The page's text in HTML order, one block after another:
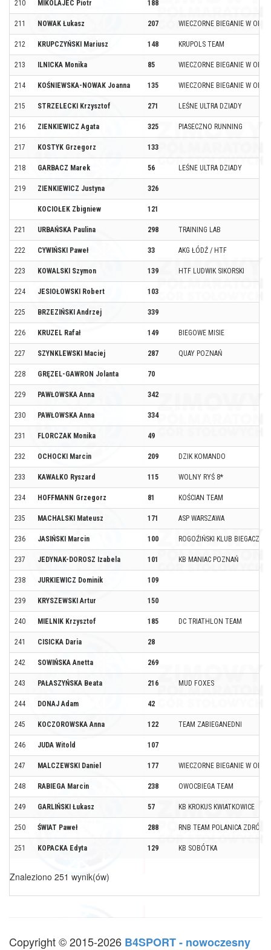
210 MIKOLAJEC Piotr 188
211 NOWAK Łukasz 207 WIECZORNE BIEGANIE W
212 KRUPCZYŃSKI Mariusz 148 KRUPOLS TEAM
213 ILNICKA Monika 85 WIECZORNE BIEGANIE W
214 KOŚNIEWSKA-NOWAK Joanna 135 WIECZORNE BIEGANIE W
215 STRZELECKI Krzysztof 271 LEŚNE ULTRA DZIADY
216 ZIENKIEWICZ Agata 325 PIASECZNO RUNNING
217 KOSTYK Grzegorz 133
218 GARBACZ Marek 56 LEŚNE ULTRA DZIADY
219 ZIENKIEWICZ Justyna 326
KOCIOŁEK Zbigniew 121
221 URBAŃSKA Paulina 298 TRAINING LAB
222 CYWIŃSKI Paweł 33 AKG ŁÓDŹ / HTF
223 KOWALSKI Szymon 139 HTF LUDWIK SIKORSKI
224 JESIOŁOWSKI Robert 103
225 BRZEZIŃSKI Andrzej 339
226 KRUZEL Rafał 149 BIEGOWE MISIE
227 SZYNKLEWSKI Maciej 287 QUAY POZNAŃ
228 GRĘZEL-GAWRON Jolanta 70
229 PAWŁOWSKA Anna 342
230 PAWŁOWSKA Anna 334
231 FLORCZAK Monika 49
232 OCHOCKI Marcin 209 DZIK KOMANDO
233 KAWAŁKO Ryszard 115 WOLNY RYŚ 8*
234 HOFFMANN Grzegorz 81 KOŚCIAN TEAM
235 MACHALSKI Mateusz 171 ASP WARSZAWA
236 JASIŃSKI Marcin 100 ROGOŹIŃSKI KLUB BIEGACZA
237 JEDYNAK-DOROSZ Izabela 101 KB MANIAC POZNAŃ
238 JURKIEWICZ Dominik 109
239 KRYSZEWSKI Artur 150
240 MIELNIK Krzysztof 185 DC TRIATHLON TEAM
241 CISICKA Daria 28
242 SOWIŃSKA Anetta 269
243 PAŁASZYŃSKA Beata 216 MUD FOXES
244 DONAJ Adam 42
245 KOCZOROWSKA Anna 122 TEAM ZABIEGANEDNI
246 JUDA Witold 107
247 MALCZEWSKI Daniel 177 WIECZORNE BIEGANIE W
248 RABIEGA Marcin 238 OWOCBIEGA TEAM
249 GARLIŃSKI Łukasz 57 KB KROKUS KWIATKOWICE
250 ŚWIAT Paweł 288 RNB TEAM POLANICA ZDRÓJ
251 KOPACKA Edyta 129 KB SOBÓTKA
Znaleziono 251 wynik(ów)
Copyright © 2015-2026 B4SPORT - nowoczesny